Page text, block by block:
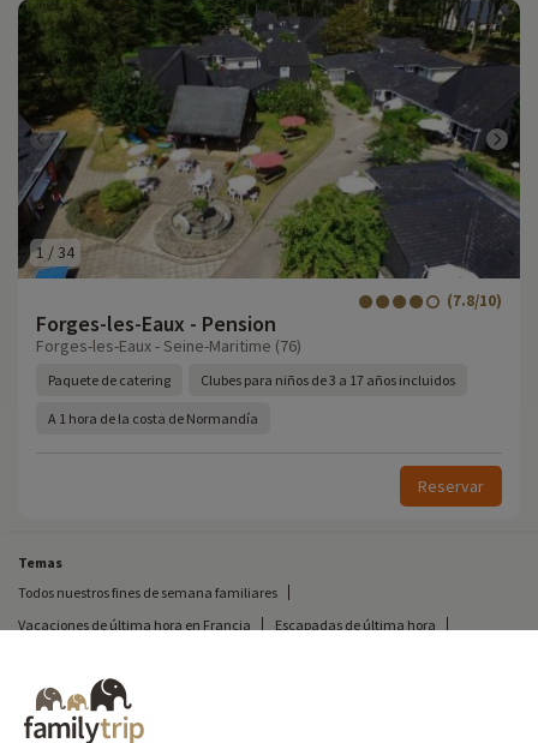
1 /34
Forges-les-Eaux - Pension
(7.8/10)
Forges-les-Eaux - Seine-Maritime (76)
Paquete de catering Clubes para niños de 3 a 17 años incluidos
A 1 hora de la costa de Normandía
Reservar
Temas
Todos nuestros fines de semana familiares
Vacaciones de última hora en Francia
Escapadas de última hora
Vacaciones en camping en Francia
Destinos